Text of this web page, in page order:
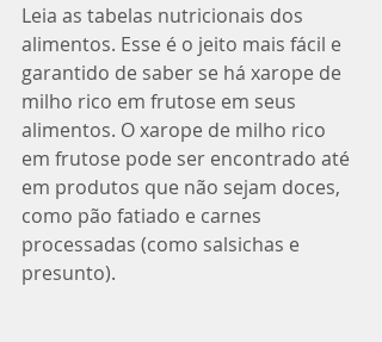
Leia as tabelas nutricionais dos
alimentos. Esse é o jeito mais fácil e
garantido de saber se há xarope de
milho rico em frutose em seus
alimentos. O xarope de milho rico
em frutose pode ser encontrado até
em produtos que não sejam doces,
como pão fatiado e carnes
processadas (como salsichas e
presunto).